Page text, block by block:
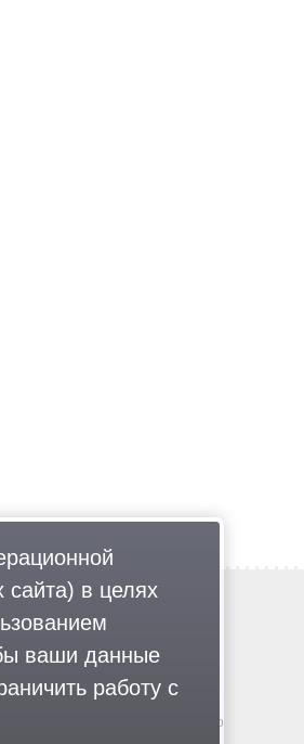
связь
обработки персональных данных
об использовании
сделано в Одинцово
сайта) в целях
ваши данные
работу с